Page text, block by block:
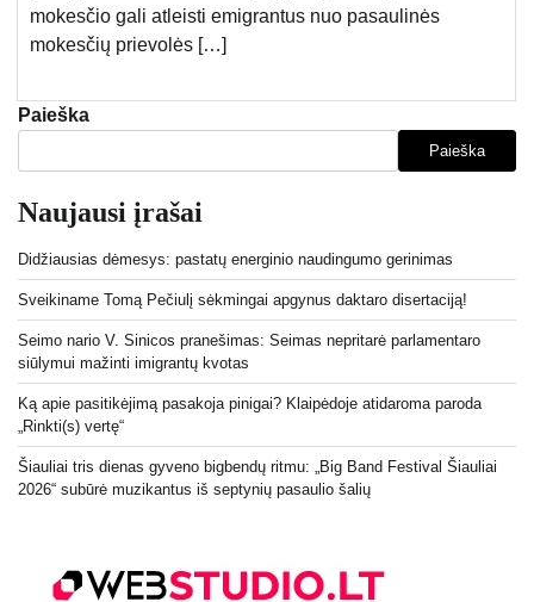
mokesčio gali atleisti emigrantus nuo pasaulinės
mokesčių prievolės […]
Paieška
Paieška
Naujausi įrašai
Didžiausias dėmesys: pastatų energinio naudingumo gerinimas
Sveikiname Tomą Pečiulį sėkmingai apgynus daktaro disertaciją!
Seimo nario V. Sinicos pranešimas: Seimas nepritarė parlamentaro
siūlymui mažinti imigrantų kvotas
Ką apie pasitikėjimą pasakoja pinigai? Klaipėdoje atidaroma paroda
„Rinkti(s) vertę“
Šiauliai tris dienas gyveno bigbendų ritmu: „Big Band Festival Šiauliai
2026“ subūrė muzikantus iš septynių pasaulio šalių